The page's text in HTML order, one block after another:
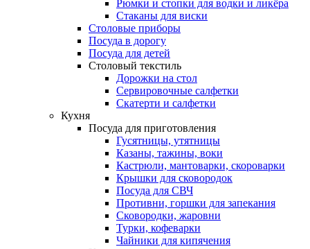
Рюмки и стопки для водки и ликёра
Стаканы для виски
Столовые приборы
Посуда в дорогу
Посуда для детей
Столовый текстиль
Дорожки на стол
Сервировочные салфетки
Скатерти и салфетки
Кухня
Посуда для приготовления
Гусятницы, утятницы
Казаны, тажины, воки
Кастрюли, мантоварки, скороварки
Крышки для сковородок
Посуда для СВЧ
Противни, горшки для запекания
Сковородки, жаровни
Турки, кофеварки
Чайники для кипячения